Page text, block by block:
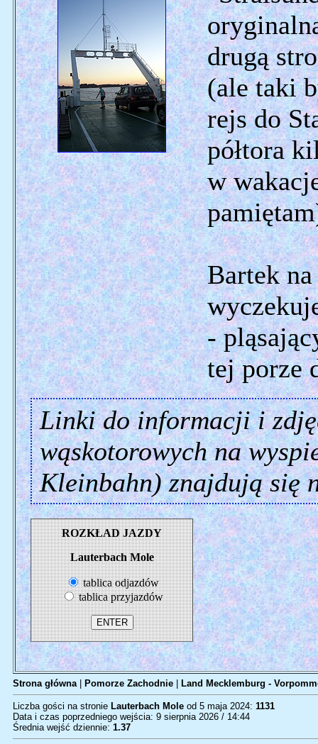
drugą
(ale taki
rejs do
półtora
w
Bartek
-
tej porze
Linki do informacji i
wąskotorowych na
Kleinbahn) znajdują się
ROZKŁAD JAZDY
Lauterbach Mole
tablica odjazdów
tablica przyjazdów
Strona główna| Pomorze Zachodnie Land Mecklemburg -
Liczba gości na stronie Lauterbach Mole od 5 maja 2024: 1131
Data i czas poprzedniego wejścia: 9 sierpnia 2026 / 14:44
Średnia wejść dziennie: 1.37